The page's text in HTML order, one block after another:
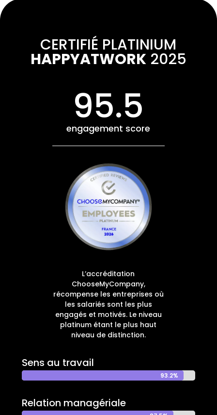
CERTIFIÉ PLATINIUM
HAPPYATWORK2025
95.5
engagement score
L’accréditation
ChooseMyCompany,
récompense les entreprises où
les salariés sont les plus
engagés et motivés. Le niveau
platinum étant le plus haut
niveau de distinction.
Sens au travail
93.2%
93.2%
Relation managériale